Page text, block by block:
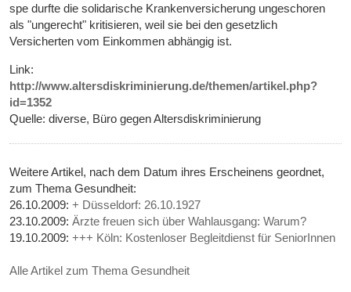
spe durfte die solidarische Krankenversicherung ungeschoren
als "ungerecht" kritisieren, weil sie bei den gesetzlich
Versicherten vom Einkommen abhängig ist.
Link:
http://www.altersdiskriminierung.de/themen/artikel.php?
id=1352
Quelle: diverse, Büro gegen Altersdiskriminierung
Weitere Artikel, nach dem Datum ihres Erscheinens geordnet,
zum Thema Gesundheit:
26.10.2009:+ Düsseldorf: 26.10.1927
23.10.2009:Ärzte freuen sich über Wahlausgang: Warum?
19.10.2009:+++ Köln: Kostenloser Begleitdienst für SeniorInnen
Alle Artikel zum Thema Gesundheit